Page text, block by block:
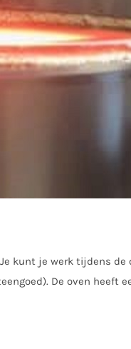
kunt je werk tijdens
De oven